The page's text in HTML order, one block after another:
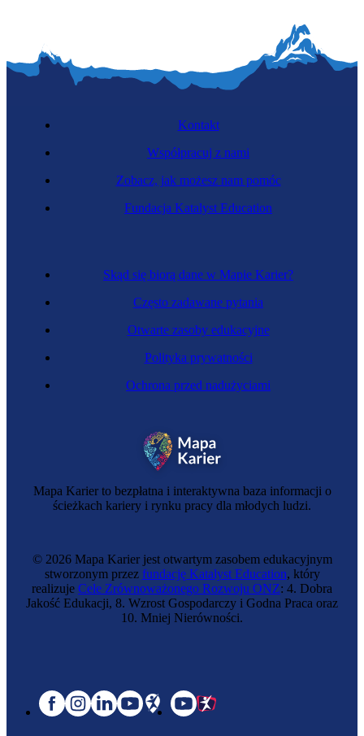
Mapa Karier to bezpłatna i interaktywna baza informacji o
ścieżkach kariery i rynku pracy dla młodych ludzi.
Skąd się biorą dane w Mapie Karier?
Często zadawane pytania
Otwarte zasoby edukacyjne
Polityka prywatności
Ochrona przed nadużyciami
Kontakt
Współpracuj z nami
Zobacz, jak możesz nam pomóc
Fundacja Katalyst Education
© 2026 Mapa Karier jest otwartym zasobem edukacyjnym
stworzonym przez fundację Katalyst Education, który
realizuje Cele Zrównoważonego Rozwoju ONZ: 4. Dobra
Jakość Edukacji, 8. Wzrost Gospodarczy i Godna Praca oraz
10. Mniej Nierówności.